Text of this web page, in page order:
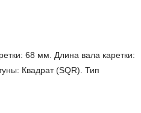
68 мм. Длина вала каретки:
Квадрат (SQR). Тип